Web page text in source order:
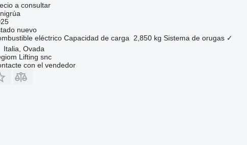
a consultar
nuevo
eléctrico Capacidad de carga 2,850 kg Sistema de orugas ✓
Italia, Ovada
Lifting snc
con el vendedor